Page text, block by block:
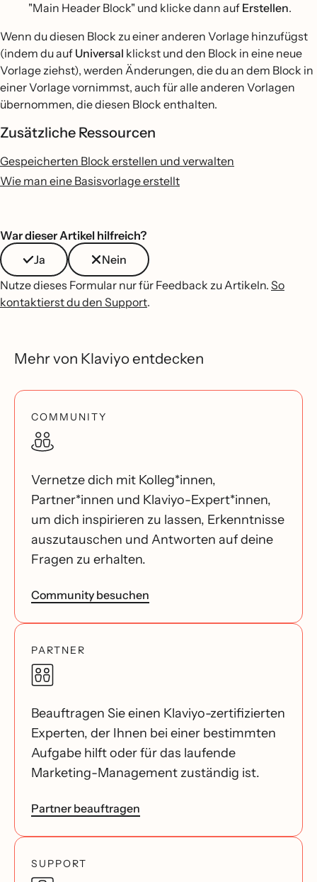
"Main Header Block" und klicke dann auf Erstellen.
Wenn du diesen Block zu einer anderen Vorlage hinzufügst
(indem du auf Universal klickst und den Block in eine neue
Vorlage ziehst), werden Änderungen, die du an dem Block in
einer Vorlage vornimmst, auch für alle anderen Vorlagen
übernommen, die diesen Block enthalten.
Zusätzliche Ressourcen
Gespeicherten Block erstellen und verwalten
Wie man eine Basisvorlage erstellt
War dieser Artikel hilfreich?
Ja
Nein
Nutze dieses Formular nur für Feedback zu Artikeln. So
kontaktierst du den Support.
Mehr von Klaviyo entdecken
COMMUNITY
Vernetze dich mit Kolleg*innen,
Partner*innen und Klaviyo-Expert*innen,
um dich inspirieren zu lassen, Erkenntnisse
auszutauschen und Antworten auf deine
Fragen zu erhalten.
Community besuchen
PARTNER
Beauftragen Sie einen Klaviyo-zertifizierten
Experten, der Ihnen bei einer bestimmten
Aufgabe hilft oder für das laufende
Marketing-Management zuständig ist.
Partner beauftragen
SUPPORT